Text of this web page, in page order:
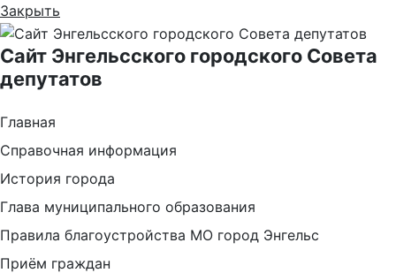
Закрыть
Сайт Энгельсского городского Совета
депутатов
Главная
Справочная информация
История города
Глава муниципального образования
Правила благоустройства МО город Энгельс
Приём граждан